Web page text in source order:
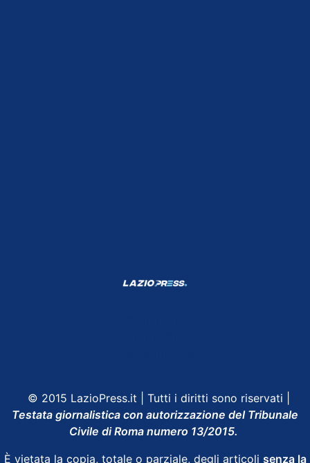
© 2015 LazioPress.it | Tutti i diritti sono riservati |
Testata giornalistica con autorizzazione del Tribunale
Civile di Roma numero 13/2015.
È vietata la copia, totale o parziale, degli articoli senza la